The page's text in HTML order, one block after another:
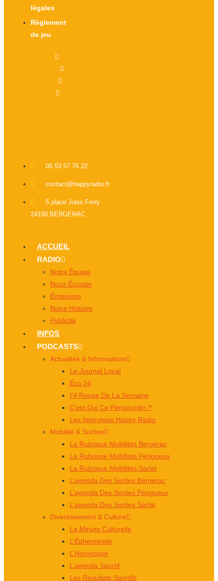
légales
Règlement
de jeu
05 53 57 76 22
contact@happyradio.fr
5 place Jules Ferry
24100 BERGERAC
ACCUEIL
RADIO
Notre Équipe
Nous Écouter
Émissions
Notre Histoire
Publicité
INFOS
PODCASTS
Actualités & Informations
Le Journal Local
Éco 24
Fil Rouge De La Semaine
C’est Qui Ce Périgourdin ?
Les Interviews Happy Radio
Mobilité & Sorties
La Rubrique Mobilités Bergerac
La Rubrique Mobilités Périgueux
La Rubrique Mobilités Sarlat
L’agenda Des Sorties Bergerac
L’agenda Des Sorties Périgueux
L’agenda Des Sorties Sarlat
Divertissement & Culture
La Minute Culturelle
L’Éphémeride
L’Horoscope
L’agenda Sportif
Les Résultats Sportifs